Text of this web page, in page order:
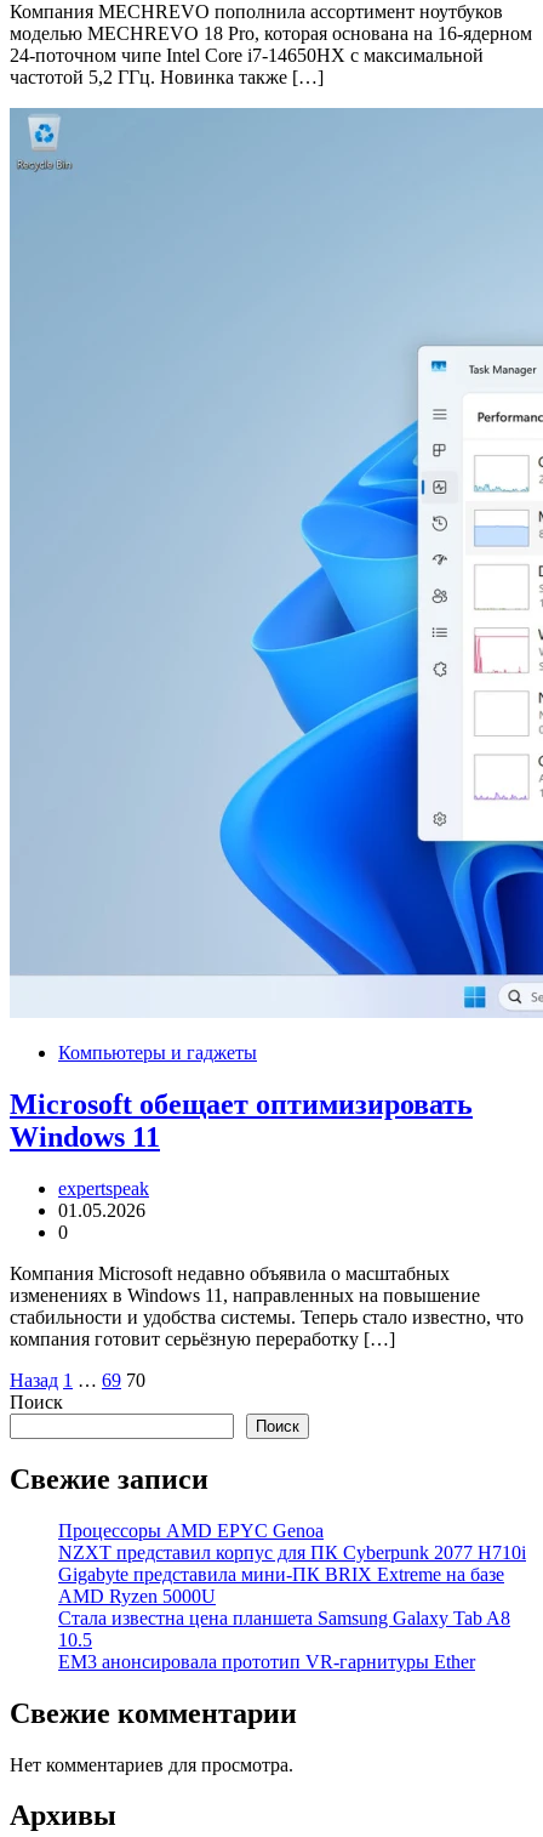
Компания MECHREVO пополнила ассортимент ноутбуков
моделью MECHREVO 18 Pro, которая основана на 16-ядерном
24-поточном чипе Intel Core i7-14650HX с максимальной
частотой 5,2 ГГц. Новинка также […]
Компьютеры и гаджеты
Microsoft обещает оптимизировать
Windows 11
expertspeak
01.05.2026
0
Компания Microsoft недавно объявила о масштабных
изменениях в Windows 11, направленных на повышение
стабильности и удобства системы. Теперь стало известно, что
компания готовит серьёзную переработку […]
Пагинация
записей
Назад 1 … 69 70
Поиск
Поиск
Свежие записи
Процессоры AMD EPYC Genoa
NZXT представил корпус для ПК Cyberpunk 2077 H710i
Gigabyte представила мини-ПК BRIX Extreme на базе
AMD Ryzen 5000U
Стала известна цена планшета Samsung Galaxy Tab A8
10.5
EM3 анонсировала прототип VR-гарнитуры Ether
Свежие комментарии
Нет комментариев для просмотра.
Архивы